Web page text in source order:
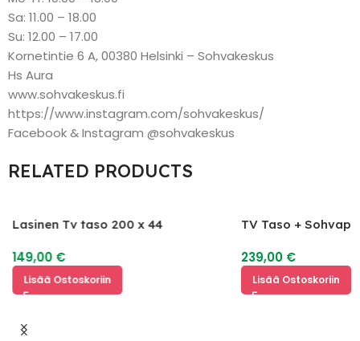
Sa: 11.00 – 18.00
Su: 12.00 – 17.00
Kornetintie 6 A, 00380 Helsinki – Sohvakeskus
Hs Aura
www.sohvakeskus.fi
https://www.instagram.com/sohvakeskus/
Facebook & Instagram @sohvakeskus
RELATED PRODUCTS
Lasinen Tv taso 200 x 44
149,00 €
Lisää Ostoskoriin
TV Taso +
239,00 €
Lisää Ostoskoriin